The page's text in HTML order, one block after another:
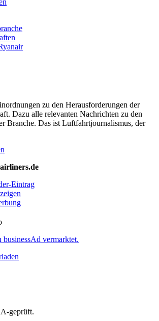
zu den Herausforderungen der
Dazu alle relevanten Nachrichten zu den
Branche. Das ist Luftfahrtjournalismus, der
Eintrag
vermarktet.
geprüft.